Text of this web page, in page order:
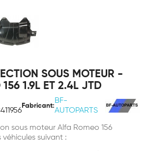
SOUS MOTEUR -
1.9L ET 2.4L JTD
Fabricant:
BF-
AUTOPARTS
sous moteur Alfa Romeo 156
suivant :